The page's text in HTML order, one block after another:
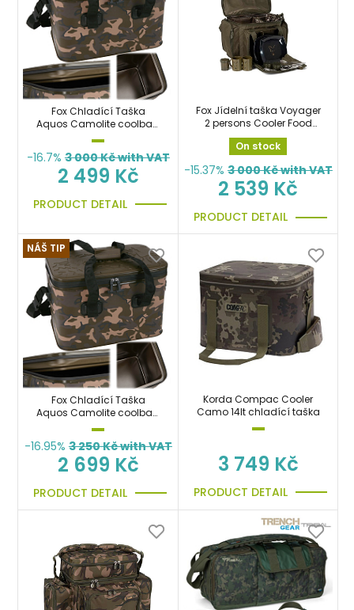
Fox Chladící Taška
Aquos Camolite coolbag
20L na boilies, krmení,
jídlo, pití
-16.7% 3 000Kč with VAT
2 499 Kč
PRODUCT DETAIL
Fox Jídelní taška Voyager
2 persons Cooler Food
Bag
On stock
-15.37% 3 000Kč with VAT
2 539 Kč
PRODUCT DETAIL
NÁŠ TIP
Fox Chladící Taška
Aquos Camolite coolbag
30L na boilies, krmení,
jídlo, pití
-16.95% 3 250Kč with VAT
2 699 Kč
PRODUCT DETAIL
Korda Compac Cooler
Camo 14lt chladící taška
3 749 Kč
PRODUCT DETAIL